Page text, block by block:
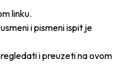
linku.
i pismeni ispit je
i preuzeti na ovom